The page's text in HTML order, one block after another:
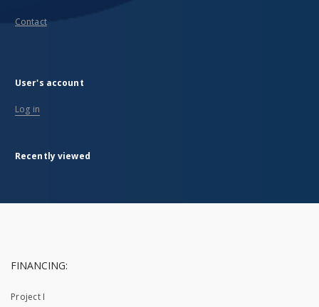
Contact
User's account
Log in
Recently viewed
FINANCING:
Project I